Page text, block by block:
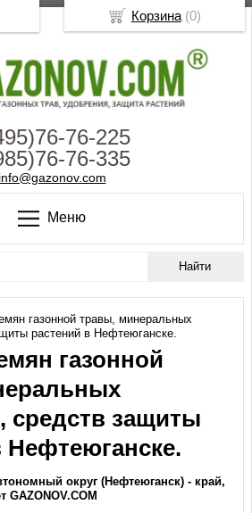
76-225
76-335
info@gazonov.com
Меню
газонной травы, минеральных
растений в Нефтеюганске.
газонной
средств защиты
Нефтеюганске.
округ (Нефтеюганск) - край,
GAZONOV.COM
Корзина(0)